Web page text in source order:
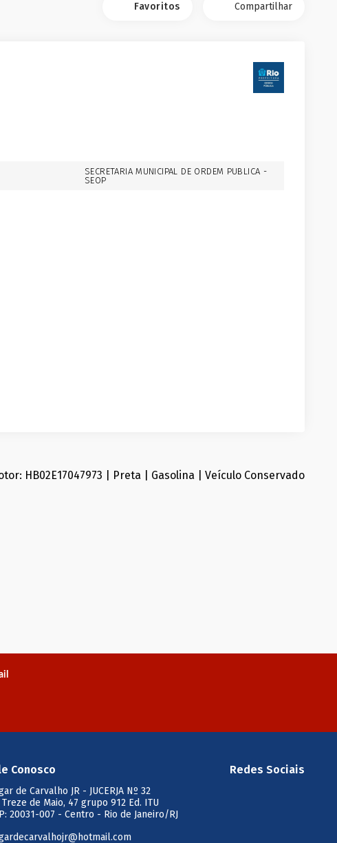
Favoritos Compartilhar
SECRETARIA MUNICIPAL DE ORDEM PUBLICA -
SEOP
HB02E17047973 | Preta | Gasolina | Veículo Conservado
Conosco
de Carvalho JR - JUCERJA Nº 32
Treze de Maio, 47 grupo 912 Ed. ITU
20031-007 - Centro - Rio de Janeiro/RJ
Redes Sociais